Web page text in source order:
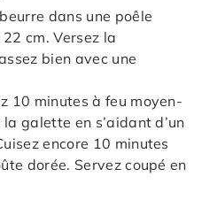
dans une poêle
cm. Versez la
bien avec une
10 minutes à feu moyen-
galette en s’aidant d’un
encore 10 minutes
dorée. Servez coupé en